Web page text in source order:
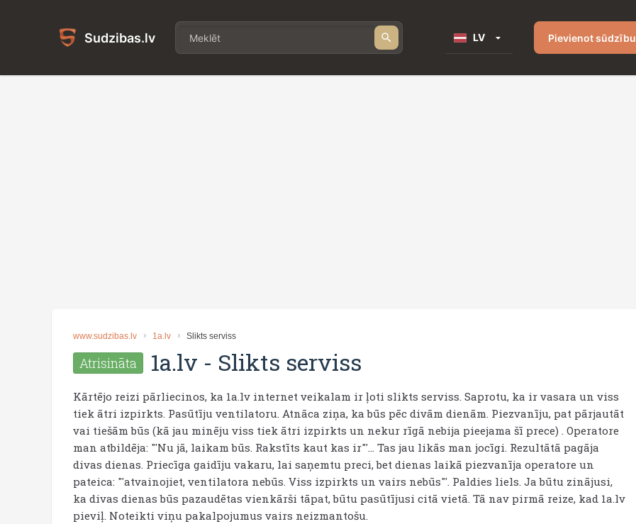
Sudzibas.lv LV Pievienot sūdzību
www.sudzibas.lv 1a.lv Slikts serviss
Atrisināta 1a.lv - Slikts serviss
Kārtējo reizi pārliecinos, ka 1a.lv internet veikalam ir ļoti slikts serviss. Saprotu, ka ir vasara un viss
tiek ātri izpirkts. Pasūtīju ventilatoru. Atnāca ziņa, ka būs pēc divām dienām. Piezvanīju, pat pārjautāt
vai tiešām būs (kā jau minēju viss tiek ātri izpirkts un nekur rīgā nebija pieejama šī prece) . Operatore
man atbildēja: "'Nu jā, laikam būs. Rakstīts kaut kas ir"'... Tas jau likās man jocīgi. Rezultātā pagāja
divas dienas. Priecīga gaidīju vakaru, lai saņemtu preci, bet dienas laikā piezvanīja operatore un
pateica: "'atvainojiet, ventilatora nebūs. Viss izpirkts un vairs nebūs"'. Paldies liels. Ja būtu zinājusi,
ka divas dienas būs pazaudētas vienkārši tāpat, būtu pasūtījusi citā vietā. Tā nav pirmā reize, kad 1a.lv
pieviļ. Noteikti viņu pakalpojumus vairs neizmantošu.